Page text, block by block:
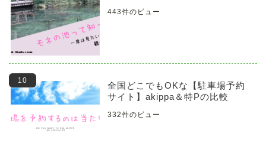
443件のビュー
全国どこでもOKな【駐車場予約
サイト】akippa＆特Pの比較
332件のビュー